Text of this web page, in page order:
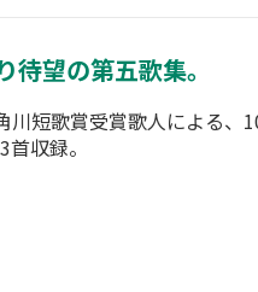
望の第五歌集。
短歌賞受賞歌人による、
収録。